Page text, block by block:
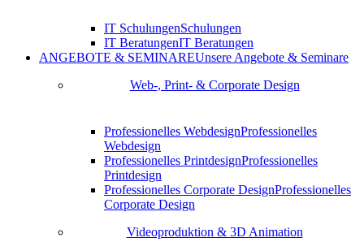
IT SchulungenSchulungen
IT BeratungenIT Beratungen
ANGEBOTE & SEMINAREUnsere Angebote & Seminare
Web-, Print- & Corporate Design
Professionelles WebdesignProfessionelles
Webdesign
Professionelles PrintdesignProfessionelles
Printdesign
Professionelles Corporate DesignProfessionelles
Corporate Design
Videoproduktion & 3D Animation